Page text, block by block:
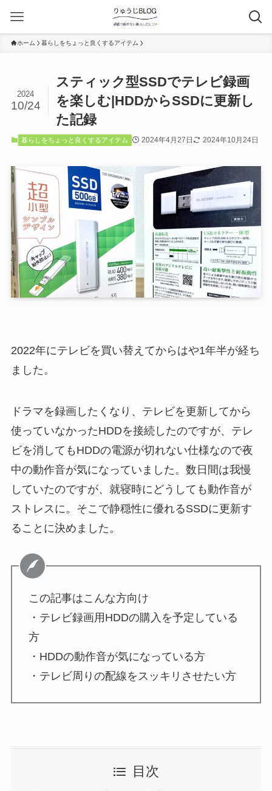
ホーム 暮らしをちょっと良くするアイテム
スティック型SSDでテレビ録画
を楽しむ|HDDからSSDに更新し
た記録
2024
10/24
暮らしをちょっと良くするアイテム 2024年4月27日 2024年10月24日
2022年にテレビを買い替えてからはや1年半が経ち
ました。
ドラマを録画したくなり、テレビを更新してから
使っていなかったHDDを接続したのですが、テレ
ビを消してもHDDの電源が切れない仕様なので夜
中の動作音が気になっていました。数日間は我慢
していたのですが、就寝時にどうしても動作音が
ストレスに。そこで静穏性に優れるSSDに更新す
ることに決めました。
この記事はこんな方向け
・テレビ録画用HDDの購入を予定している
方
・HDDの動作音が気になっている方
・テレビ周りの配線をスッキリさせたい方
目次